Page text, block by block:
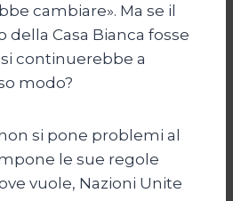
cambiare». Ma se il
Casa Bianca fosse
continuerebbe a
modo?
si pone problemi al
le sue regole
vuole, Nazioni Unite